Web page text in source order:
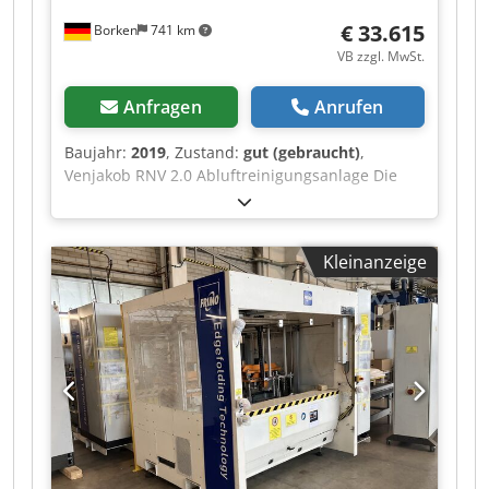
Borken 741 km € 33.615
VB zzgl. MwSt.
Anfragen Anrufen
Baujahr: 2019, Zustand: gut (gebraucht),
Venjakob RNV 2.0 Abluftreinigungsanlage Die
Anlage verbrennt gasförmige Schadstoffe und
Gerüche aus der Produktionsabluft, um saubere
Luft in die Umwelt abzugeben. Dodpfezrl Ibsx
Adrjkr Absaugung: Lösemittelhaltige oder
geruchsbelastete Prozessluft (z. B. aus
Lackieranlagen, der chemischen Industrie oder
Druckereien) wird in die Anlage geleitet.
Vorwärmung: Die belastete Luft strömt durch
interne keramische Wärmespeicher und wird
extrem stark erhitzt. Verbrennung (Oxidation): In
der Brennkammer zündet der Erdgaseinzug (der
Stützbrenner) die Luft. Bei einer Temperatur von
bis zu 850 °C zerfallen die organischen
Kleinanzeige